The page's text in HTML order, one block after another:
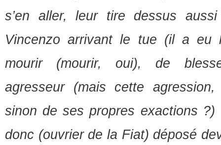
s’en aller, leur tire dessus
Vincenzo arrivant le tue (il a eu
mourir (mourir, oui), de
agresseur (mais cette
sinon de ses propres exactions ?)
donc (ouvrier de la Fiat) déposé